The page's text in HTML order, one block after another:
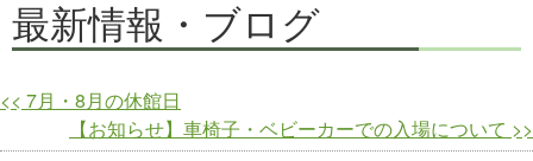
最新情報・ブログ
<< 7月・8月の休館日
【お知らせ】車椅子・ベビーカーでの入場について >>